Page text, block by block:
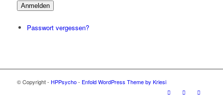
Anmelden
Passwort vergessen?
© Copyright - HPPsycho- Enfold WordPress Theme by Kriesi